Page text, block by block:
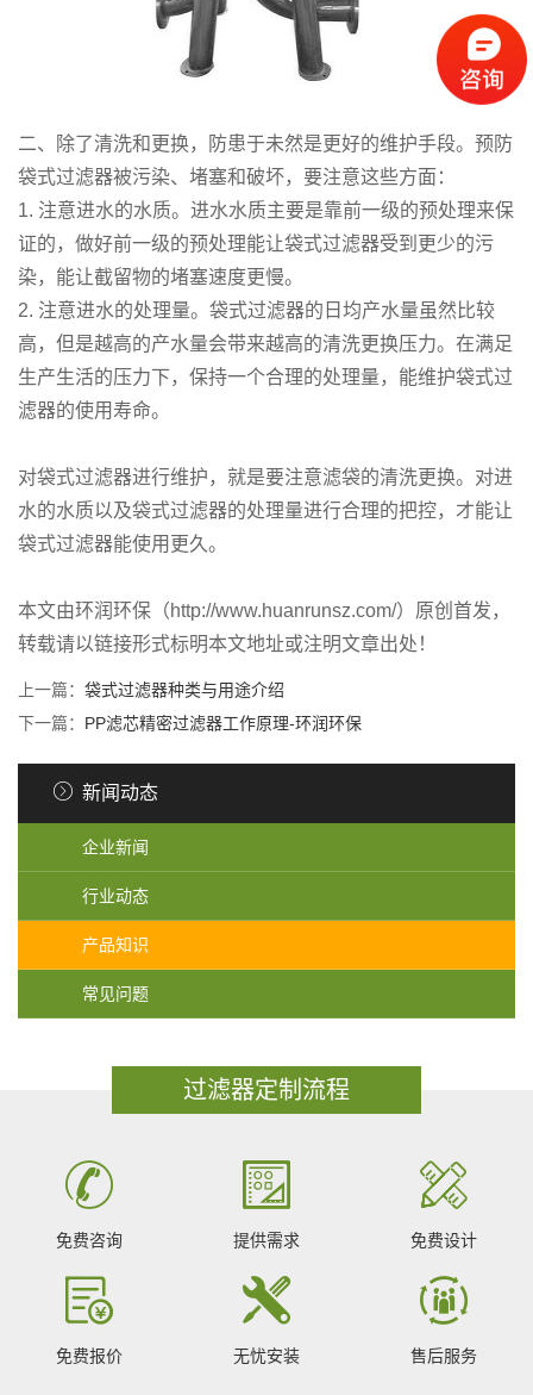
二、除了清洗和更换，防患于未然是更好的维护手段。预防
袋式过滤器被污染、堵塞和破坏，要注意这些方面：
1. 注意进水的水质。进水水质主要是靠前一级的预处理来保
证的，做好前一级的预处理能让袋式过滤器受到更少的污
染，能让截留物的堵塞速度更慢。
2. 注意进水的处理量。袋式过滤器的日均产水量虽然比较
高，但是越高的产水量会带来越高的清洗更换压力。在满足
生产生活的压力下，保持一个合理的处理量，能维护袋式过
滤器的使用寿命。
对袋式过滤器进行维护，就是要注意滤袋的清洗更换。对进
水的水质以及袋式过滤器的处理量进行合理的把控，才能让
袋式过滤器能使用更久。
本文由环润环保（http://www.huanrunsz.com/）原创首发，
转载请以链接形式标明本文地址或注明文章出处！
上一篇： 袋式过滤器种类与用途介绍
下一篇： PP滤芯精密过滤器工作原理-环润环保
新闻动态
企业新闻
行业动态
产品知识
常见问题
过滤器定制流程
免费咨询 提供需求 免费设计
免费报价 无忧安装 售后服务